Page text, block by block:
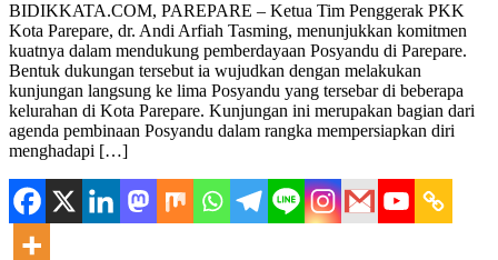
BIDIKKATA.COM, PAREPARE – Ketua Tim Penggerak PKK
Kota Parepare, dr. Andi Arfiah Tasming, menunjukkan komitmen
kuatnya dalam mendukung pemberdayaan Posyandu di Parepare.
Bentuk dukungan tersebut ia wujudkan dengan melakukan
kunjungan langsung ke lima Posyandu yang tersebar di beberapa
kelurahan di Kota Parepare. Kunjungan ini merupakan bagian dari
agenda pembinaan Posyandu dalam rangka mempersiapkan diri
menghadapi […]